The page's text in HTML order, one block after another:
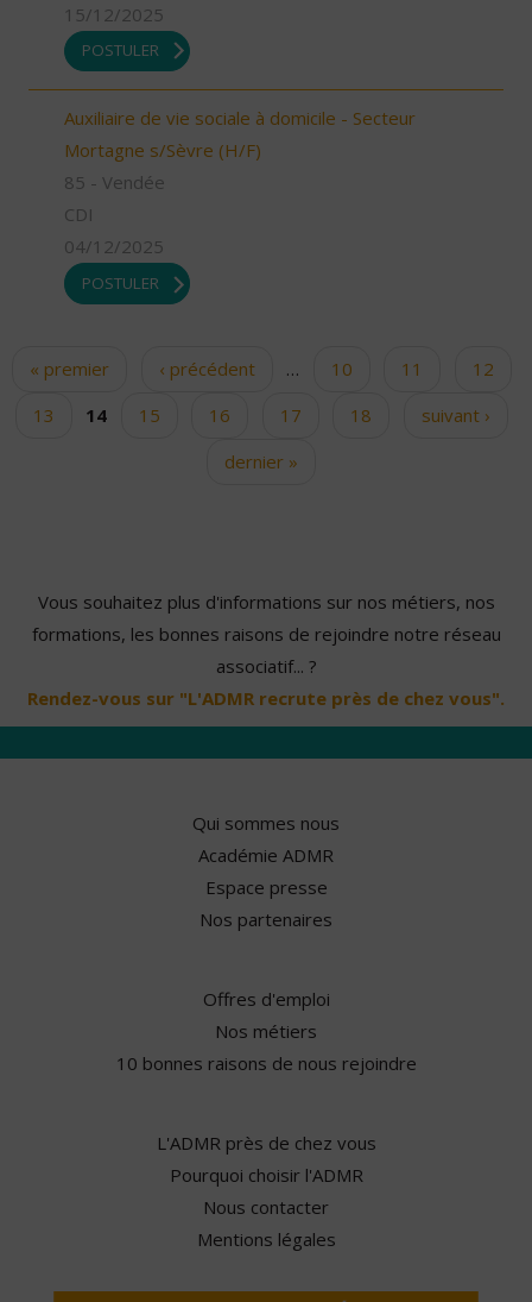
15/12/2025
POSTULER
Auxiliaire de vie sociale à domicile - Secteur
Mortagne s/Sèvre (H/F)
85 - Vendée
CDI
04/12/2025
POSTULER
Pages
« premier ‹ précédent … 10 11
12
13
14 15 16 17 18
suivant ›
dernier »
Vous souhaitez plus d'informations sur nos métiers, nos
formations, les bonnes raisons de rejoindre notre réseau
associatif... ?
Rendez-vous sur "L'ADMR recrute près de chez vous".
Qui sommes nous
Académie ADMR
Espace presse
Nos partenaires
Offres d'emploi
Nos métiers
10 bonnes raisons de nous rejoindre
L'ADMR près de chez vous
Pourquoi choisir l'ADMR
Nous contacter
Mentions légales